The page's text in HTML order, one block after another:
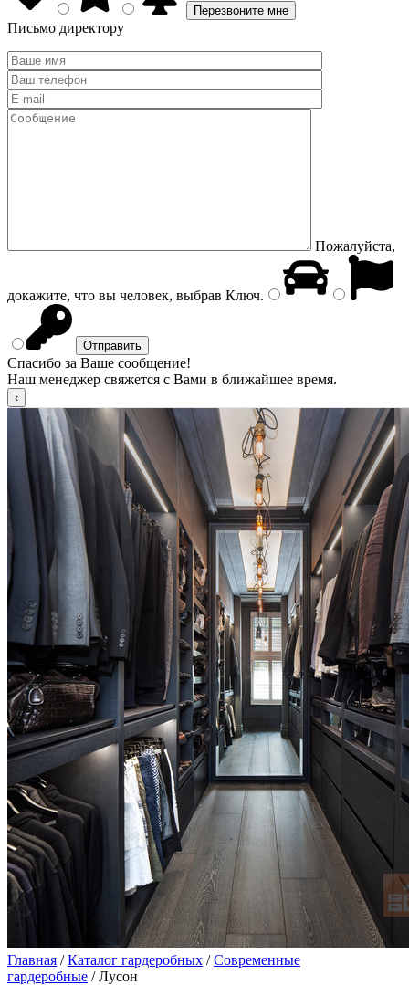
Письмо директору
Пожалуйста,
докажите, что вы человек, выбрав Ключ.
Спасибо за Ваше сообщение!
Наш менеджер свяжется с Вами в ближайшее время.
Главная /Каталог гардеробных /Современные
гардеробные / Лусон